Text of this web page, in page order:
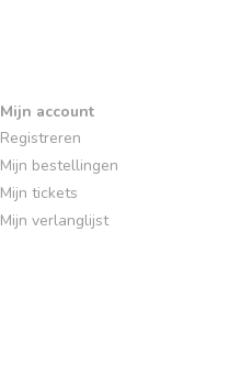
Mijn account
Registreren
Mijn bestellingen
Mijn tickets
Mijn verlanglijst